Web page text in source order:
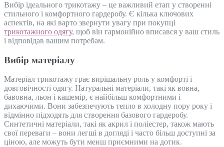
Вибір ідеального трикотажу – це важливий етап у створенні
стильного і комфортного гардеробу. Є кілька ключових
аспектів, на які варто звернути увагу при покупці
трикотажного одягу, щоб він гармонійно вписався у ваш стиль
і відповідав вашим потребам.
Вибір матеріалу
Матеріал трикотажу грає вирішальну роль у комфорті і
довговічності одягу. Натуральні матеріали, такі як вовна,
бавовна, льон і кашемір, є найбільш комфортними і
дихаючими. Вони забезпечують тепло в холодну пору року і
відмінно підходять для створення базового гардеробу.
Синтетичні матеріали, такі як акрил і поліестер, також мають
свої переваги – вони легші в догляді і часто більш доступні за
ціною, але можуть бути менш приємними на дотик.